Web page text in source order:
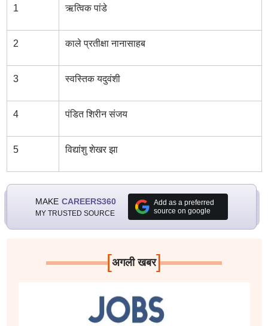
1 ऋत्विक पांडे
2 काले प्रतीक्षा नानासाहब
3 स्वस्तिक यदुवंशी
4 पंडित शिरीन संजय
5 विद्यांशु शेखर झा
MAKE CAREERS360
MY TRUSTED SOURCE
Add as a preferred
source on google
[अगली खबर]